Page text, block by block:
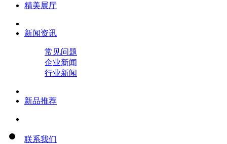
精美展厅
新闻资讯
常见问题
企业新闻
行业新闻
新品推荐
联系我们